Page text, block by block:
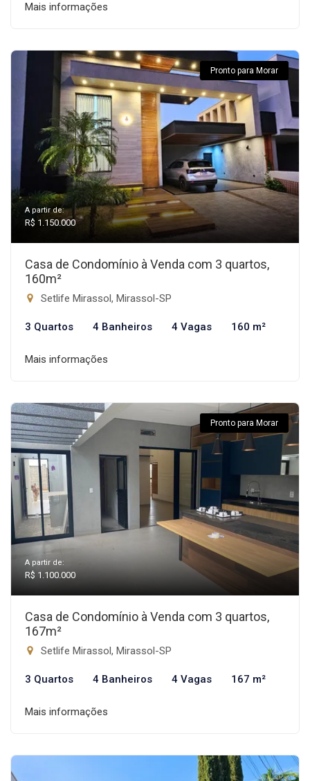
Mais informações
Pronto para Morar
A partir de:
R$ 1.150.000
Casa de Condomínio à Venda com 3 quartos,
160m²
Setlife Mirassol, Mirassol-SP
3 Quartos 4 Banheiros 4 Vagas 160 m²
Mais informações
Pronto para Morar
A partir de:
R$ 1.100.000
Casa de Condomínio à Venda com 3 quartos,
167m²
Setlife Mirassol, Mirassol-SP
3 Quartos 4 Banheiros 4 Vagas 167 m²
Mais informações